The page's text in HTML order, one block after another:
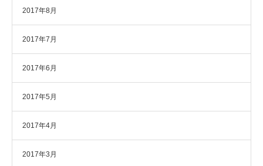
2017年8月
2017年7月
2017年6月
2017年5月
2017年4月
2017年3月